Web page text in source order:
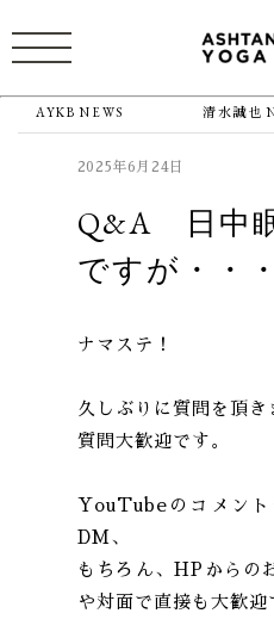
AYKB NEWS 清水誠也
2025年6月24日
Q&A 日中
ですが・・・
ナマステ！
久しぶりに質問を頂き
質問大歓迎です。
YouTubeのコメン
DM、
もちろん、HPからの
や対面で直接も大歓迎